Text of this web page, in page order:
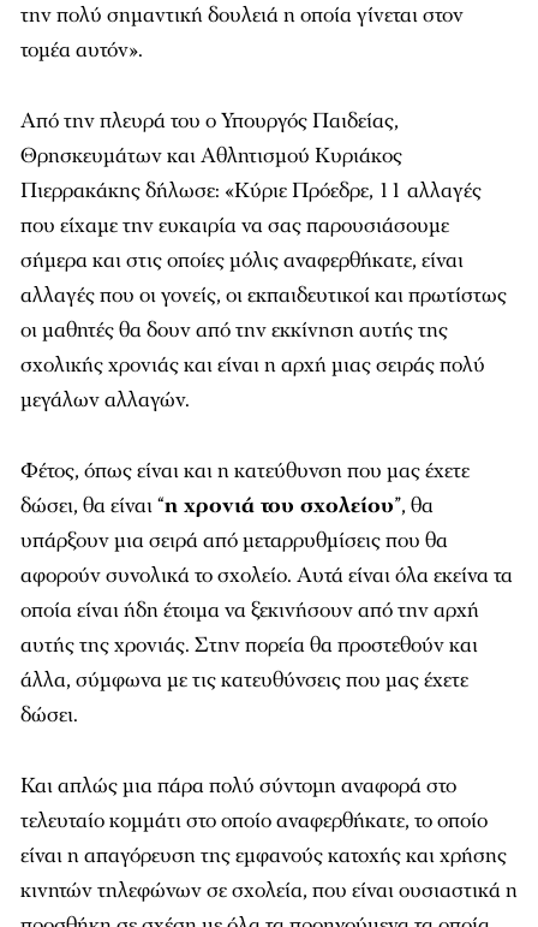
την πολύ σημαντική δουλειά η οποία γίνεται στον
τομέα αυτόν».
Από την πλευρά του ο Υπουργός Παιδείας,
Θρησκευμάτων και Αθλητισμού Κυριάκος
Πιερρακάκης δήλωσε: «Κύριε Πρόεδρε, 11 αλλαγές
που είχαμε την ευκαιρία να σας παρουσιάσουμε
σήμερα και στις οποίες μόλις αναφερθήκατε, είναι
αλλαγές που οι γονείς, οι εκπαιδευτικοί και πρωτίστως
οι μαθητές θα δουν από την εκκίνηση αυτής της
σχολικής χρονιάς και είναι η αρχή μιας σειράς πολύ
μεγάλων αλλαγών.
Φέτος, όπως είναι και η κατεύθυνση που μας έχετε
δώσει, θα είναι “η χρονιά του σχολείου”, θα
υπάρξουν μια σειρά από μεταρρυθμίσεις που θα
αφορούν συνολικά το σχολείο. Αυτά είναι όλα εκείνα τα
οποία είναι ήδη έτοιμα να ξεκινήσουν από την αρχή
αυτής της χρονιάς. Στην πορεία θα προστεθούν και
άλλα, σύμφωνα με τις κατευθύνσεις που μας έχετε
δώσει.
Και απλώς μια πάρα πολύ σύντομη αναφορά στο
τελευταίο κομμάτι στο οποίο αναφερθήκατε, το οποίο
είναι η απαγόρευση της εμφανούς κατοχής και χρήσης
κινητών τηλεφώνων σε σχολεία, που είναι ουσιαστικά η